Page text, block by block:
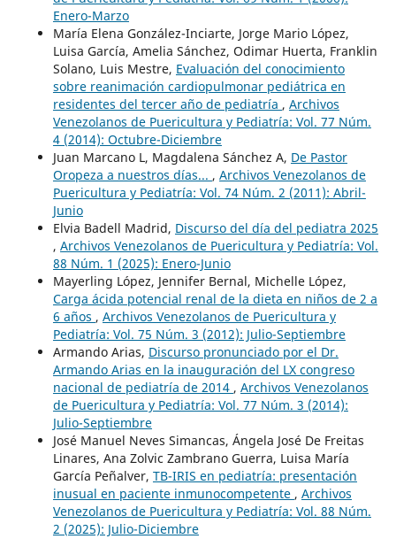
Enero-Marzo
María Elena González-Inciarte, Jorge Mario López,
Luisa García, Amelia Sánchez, Odimar Huerta, Franklin
Solano, Luis Mestre, Evaluación del conocimiento
sobre reanimación cardiopulmonar pediátrica en
residentes del tercer año de pediatría , Archivos
Venezolanos de Puericultura y Pediatría: Vol. 77 Núm.
4 (2014): Octubre-Diciembre
Juan Marcano L, Magdalena Sánchez A, De Pastor
Oropeza a nuestros días... , Archivos Venezolanos de
Puericultura y Pediatría: Vol. 74 Núm. 2 (2011): Abril-
Junio
Elvia Badell Madrid, Discurso del día del pediatra 2025
, Archivos Venezolanos de Puericultura y Pediatría: Vol.
88 Núm. 1 (2025): Enero-Junio
Mayerling López, Jennifer Bernal, Michelle López,
Carga ácida potencial renal de la dieta en niños de 2 a
6 años , Archivos Venezolanos de Puericultura y
Pediatría: Vol. 75 Núm. 3 (2012): Julio-Septiembre
Armando Arias, Discurso pronunciado por el Dr.
Armando Arias en la inauguración del LX congreso
nacional de pediatría de 2014 , Archivos Venezolanos
de Puericultura y Pediatría: Vol. 77 Núm. 3 (2014):
Julio-Septiembre
José Manuel Neves Simancas, Ángela José De Freitas
Linares, Ana Zolvic Zambrano Guerra, Luisa María
García Peñalver, TB-IRIS en pediatría: presentación
inusual en paciente inmunocompetente , Archivos
Venezolanos de Puericultura y Pediatría: Vol. 88 Núm.
2 (2025): Julio-Diciembre